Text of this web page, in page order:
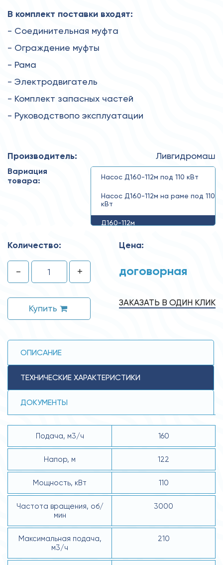
В комплект поставки входят:
- Соединительная муфта
- Ограждение муфты
- Рама
- Электродвигатель
- Комплект запасных частей
- Руководствопо эксплуатации
Производитель: Ливгидромаш
Вариация
товара:
Насос Д160-112м под 110 кВт
Насос Д160-112м на раме под 110
кВт
Д160-112м
Количество:
- +
Купить
Цена:
договорная
ЗАКАЗАТЬ В ОДИН КЛИК
ОПИСАНИЕ
ТЕХНИЧЕСКИЕ ХАРАКТЕРИСТИКИ
ДОКУМЕНТЫ
Подача, м3/ч 160
Напор, м 122
Мощность, кВт 110
Частота вращения, об/
мин
3000
Максимальная подача,
м3/ч
210